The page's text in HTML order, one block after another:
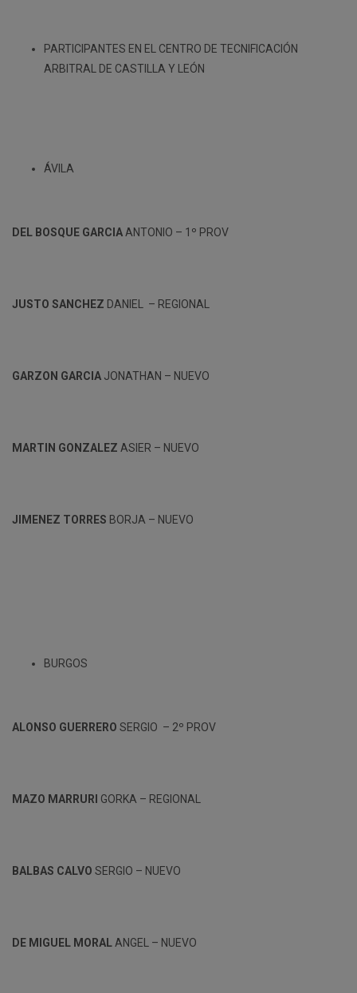
PARTICIPANTES EN EL CENTRO DE TECNIFICACIÓN
ARBITRAL DE CASTILLA Y LEÓN
ÁVILA
DEL BOSQUE GARCIA ANTONIO – 1º PROV
JUSTO SANCHEZ DANIEL – REGIONAL
GARZON GARCIA JONATHAN – NUEVO
MARTIN GONZALEZ ASIER – NUEVO
JIMENEZ TORRES BORJA – NUEVO
BURGOS
ALONSO GUERRERO SERGIO – 2º PROV
MAZO MARRURI GORKA – REGIONAL
BALBAS CALVO SERGIO – NUEVO
DE MIGUEL MORAL ANGEL – NUEVO